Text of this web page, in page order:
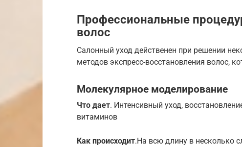
Профессиональные
волос
Салонный уход действенен при решении
методов экспресс-восстановления волос,
Молекулярное моделирование
Что дает. Интенсивный уход,
витаминов
Как происходит.На всю длину в несколько